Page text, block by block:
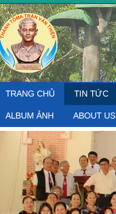
TRANG CHỦ TIN TỨC
ALBUM ẢNH ABOUT US